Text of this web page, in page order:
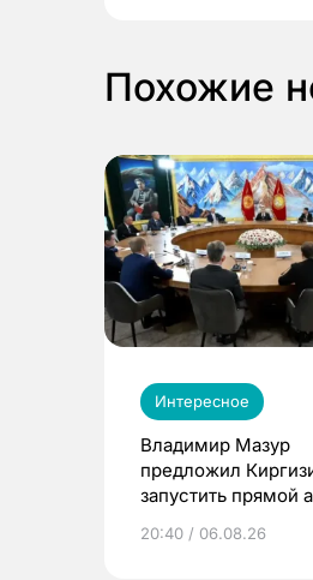
Похожие
Интересное
Владимир Мазур
предложил
запустить прямой
20:40 / 06.08.26